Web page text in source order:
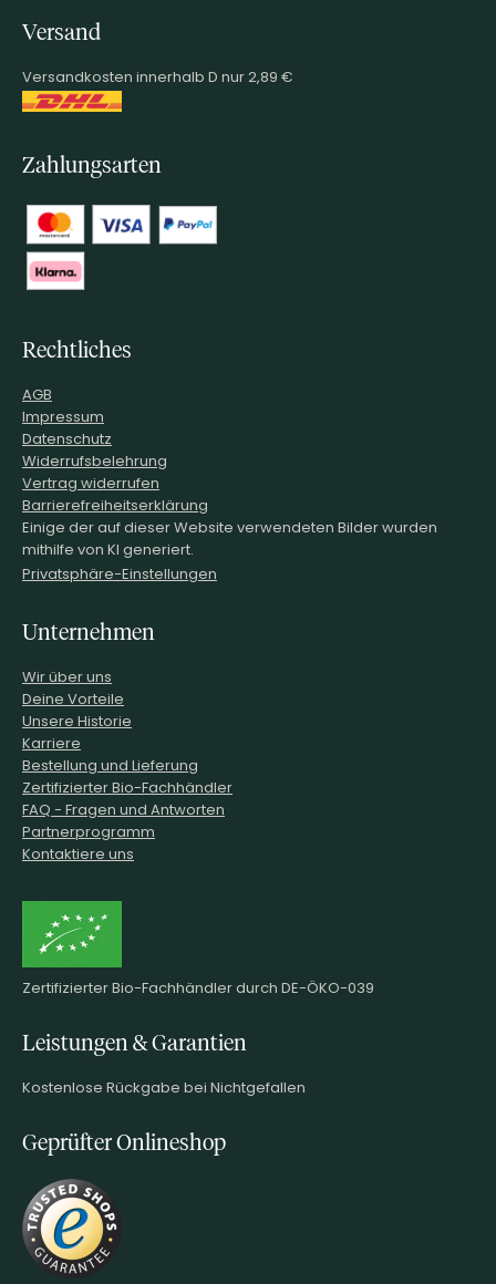
Versand
Versandkosten innerhalb D nur 2,89 €
Zahlungsarten
Rechtliches
AGB
Impressum
Datenschutz
Widerrufsbelehrung
Vertrag widerrufen
Barrierefreiheitserklärung
Einige der auf dieser Website verwendeten Bilder wurden
mithilfe von KI generiert.
Privatsphäre-Einstellungen
Unternehmen
Wir über uns
Deine Vorteile
Unsere Historie
Karriere
Bestellung und Lieferung
Zertifizierter Bio-Fachhändler
FAQ - Fragen und Antworten
Partnerprogramm
Kontaktiere uns
Zertifizierter Bio-Fachhändler durch DE-ÖKO-039
Leistungen & Garantien
Kostenlose Rückgabe bei Nichtgefallen
Geprüfter Onlineshop